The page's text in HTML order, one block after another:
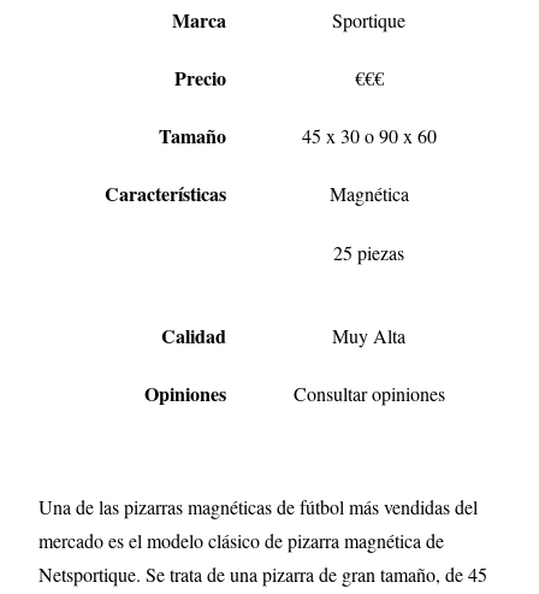
Marca Sportique
Precio €€€
Tamaño 45 x 30 o 90 x 60
Características Magnética
25 piezas
Calidad Muy Alta
Opiniones Consultar opiniones
Una de las pizarras magnéticas de fútbol más vendidas del
mercado es el modelo clásico de pizarra magnética de
Netsportique. Se trata de una pizarra de gran tamaño, de 45